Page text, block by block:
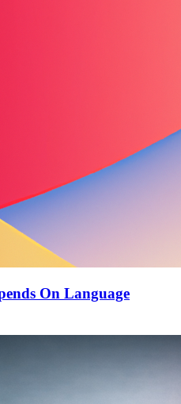
On Language